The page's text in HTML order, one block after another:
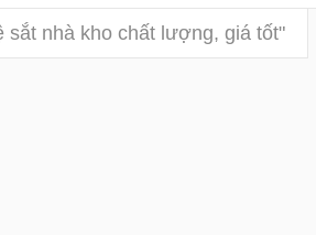
sắt nhà kho chất lượng, giá tốt"